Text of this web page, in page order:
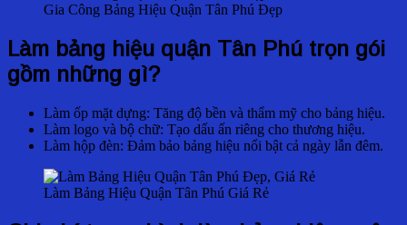
Gia Công Bảng Hiệu Quận Tân Phú Đẹp
Làm bảng hiệu quận Tân Phú trọn gói
gồm những gì?
Làm ốp mặt dựng: Tăng độ bền và thẩm mỹ cho bảng hiệu.
Làm logo và bộ chữ: Tạo dấu ấn riêng cho thương hiệu.
Làm hộp đèn: Đảm bảo bảng hiệu nổi bật cả ngày lẫn đêm.
Làm Bảng Hiệu Quận Tân Phú Giá Rẻ